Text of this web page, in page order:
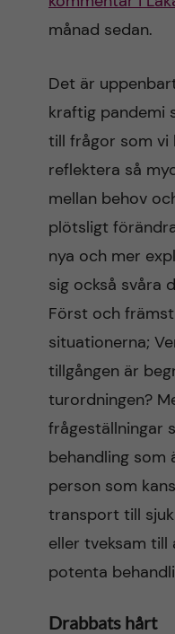
månad sedan.
Det är
kraftig pandemi
till frågor som vi
reflektera så
mellan behov
plötsligt
nya och mer
sig också svåra
Först och
situationerna;
tillgången är
turordningen?
frågeställningar
behandling som
person som
transport till
eller tveksam
potenta
Drabbats hårt